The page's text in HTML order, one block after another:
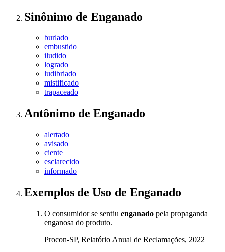
Sinônimo de Enganado
burlado
embustido
iludido
logrado
ludibriado
mistificado
trapaceado
Antônimo de Enganado
alertado
avisado
ciente
esclarecido
informado
Exemplos de Uso de Enganado
O consumidor se sentiu enganado pela propaganda
enganosa do produto.
Procon-SP, Relatório Anual de Reclamações, 2022